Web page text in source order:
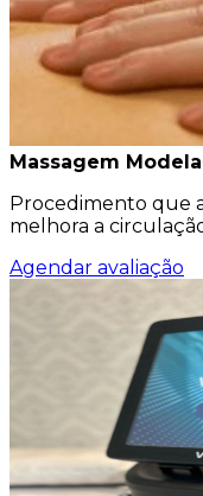
Massagem
Procedimento que
melhora a
Agendar avaliação